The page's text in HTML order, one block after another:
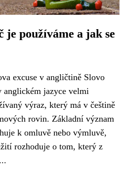
používáme a jak se
excuse v angličtině Slovo
anglickém jazyce velmi
výraz, který má v češtině
rovin. Základní význam
k omluvě nebo výmluvě,
rozhoduje o tom, který z